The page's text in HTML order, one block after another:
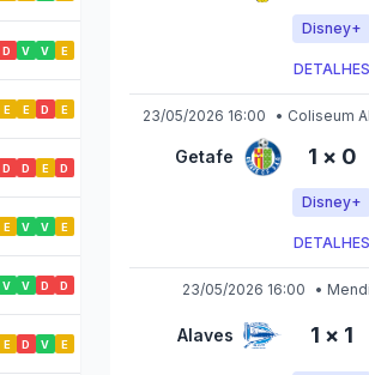
D V V E
E E D E
D D E D
E V V E
V V D D
E D V E
Disney+
DETALHES
23/05/2026 16:00 • Coliseum
Getafe 1 × 0
Disney+
DETALHES
23/05/2026 16:00 •
Alaves 1 × 1